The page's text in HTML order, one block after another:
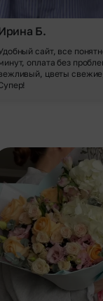
Б.
сайт, все
оплата без
цветы